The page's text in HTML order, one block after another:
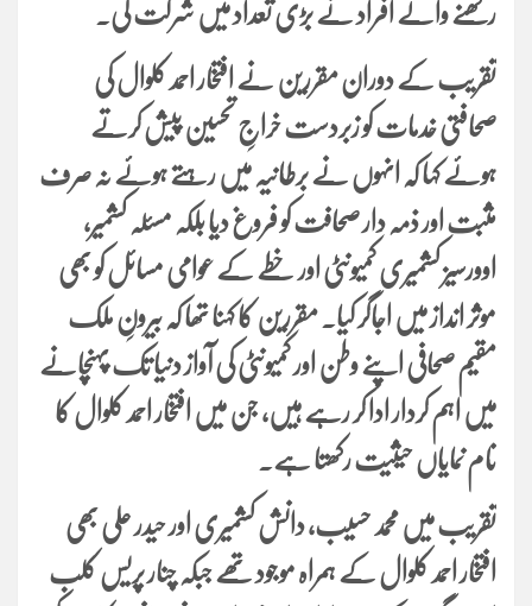
رکھنے والے افراد نے بڑی تعداد میں شرکت کی۔
تقریب کے دوران مقررین نے افتخار احمد کلوال کی
صحافتی خدمات کو زبردست خراجِ تحسین پیش کرتے
ہوئے کہا کہ انہوں نے برطانیہ میں رہتے ہوئے نہ صرف
مثبت اور ذمہ دار صحافت کو فروغ دیا بلکہ مسئلہ کشمیر،
اوورسیز کشمیری کمیونٹی اور خطے کے عوامی مسائل کو بھی
موثر انداز میں اجاگر کیا۔ مقررین کا کہنا تھا کہ بیرونِ ملک
مقیم صحافی اپنے وطن اور کمیونٹی کی آواز دنیا تک پہنچانے
میں اہم کردار ادا کر رہے ہیں، جن میں افتخار احمد کلوال کا
نام نمایاں حیثیت رکھتا ہے۔
تقریب میں محمد حسیب، دانش کشمیری اور حیدر علی بھی
افتخار احمد کلوال کے ہمراہ موجود تھے جبکہ چنار پریس کلب